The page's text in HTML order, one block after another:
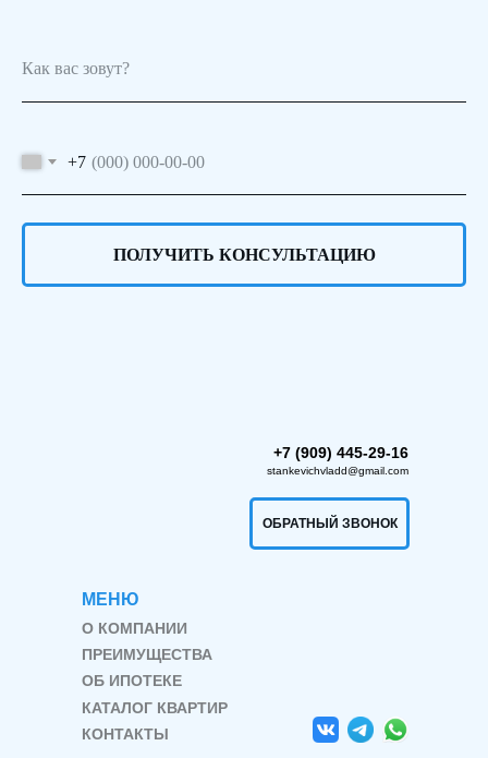
+7
ПОЛУЧИТЬ КОНСУЛЬТАЦИЮ
МЕНЮ
О КОМПАНИИ
ПРЕИМУЩЕСТВА
ОБ ИПОТЕКЕ
КАТАЛОГ КВАРТИР
КОНТАКТЫ
+7 (909) 445-29-16
stankevichvladd@gmail.com
ОБРАТНЫЙ ЗВОНОК